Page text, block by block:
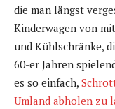
die man längst
Kinderwagen von
und Kühlschränke,
60-er Jahren
es so einfach,
Umland abholen zu